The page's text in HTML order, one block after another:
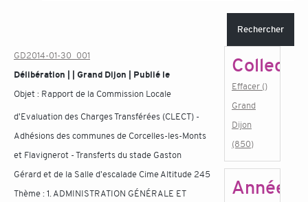
Rechercher
GD2014-01-30_001
Délibération | | Grand Dijon | Publié le
Objet : Rapport de la Commission Locale
d'Evaluation des Charges Transférées (CLECT) -
Adhésions des communes de Corcelles-les-Monts
et Flavignerot - Transferts du stade Gaston
Gérard et de la Salle d'escalade Cime Altitude 245
Thème :1. ADMINISTRATION GÉNÉRALE ET
Effacer ()
Grand
Dijon
(850)
Année